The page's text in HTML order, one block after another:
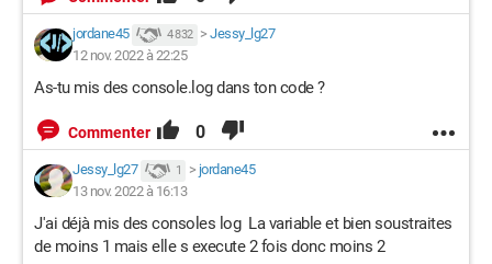
$('#bar').val(pv)
//
document.getElementById('animal').style.marginTop =
"2%";
//
document.getElementById('animal').style.marginTop =
"1%";
// var audio = new Audio('pig.wav');
// audio.play();
jordane45 4 832 > Jessy_lg27
12 nov. 2022 à 22:25
As-tu mis des console.log dans ton code ?
Commenter 0
Jessy_lg27 1 > jordane45
13 nov. 2022 à 16:13
J'ai déjà mis des consoles log La variable et bien soustraites
de moins 1 mais elle s execute 2 fois donc moins 2